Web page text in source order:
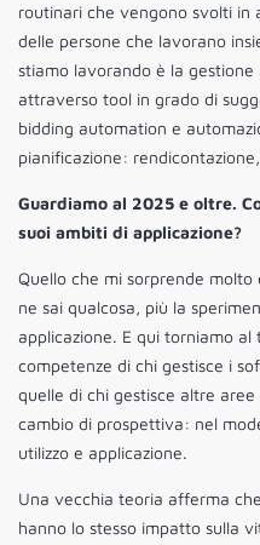
routinari che vengono svolti in
delle persone che lavorano
stiamo lavorando è la
attraverso tool in grado di
bidding automation e
pianificazione:
Guardiamo al 2025 e oltre.
suoi ambiti di applicazione?
Quello che mi sorprende molto
ne sai qualcosa, più la
applicazione. E qui torniamo
competenze di chi gestisce i
quelle di chi gestisce altre
cambio di prospettiva: nel
utilizzo e applicazione.
Una vecchia teoria afferma
hanno lo stesso impatto sulla